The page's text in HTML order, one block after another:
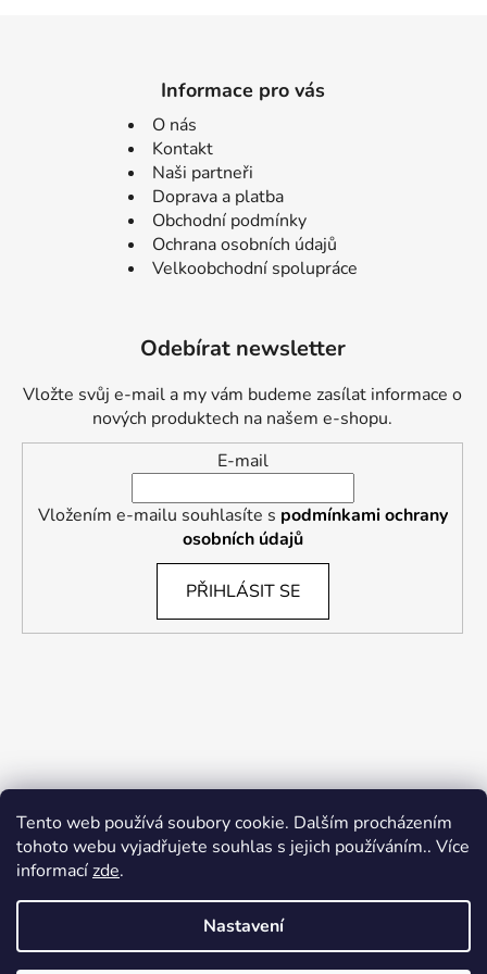
Tento web používá soubory cookie. Dalším procházením
tohoto webu vyjadřujete souhlas s jejich používáním.. Více
informacízde.
Nastavení
Informace pro vás
O nás
Kontakt
Naši partneři
Doprava a platba
Obchodní podmínky
Ochrana osobních údajů
Velkoobchodní spolupráce
Odebírat newsletter
Vložte svůj e-mail a my vám budeme zasílat informace o
nových produktech na našem e-shopu.
E-mail
Vložením e-mailu souhlasíte s podmínkami ochrany
osobních údajů
PŘIHLÁSIT SE